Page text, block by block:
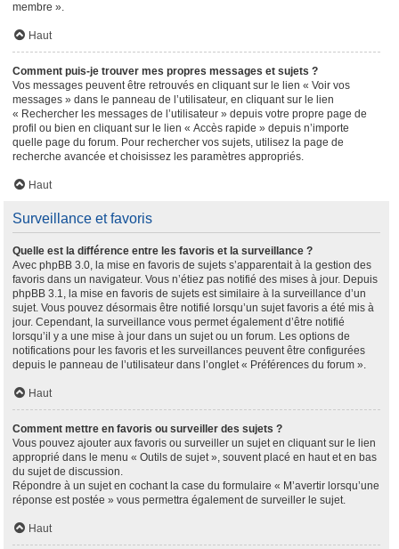
membre ».
Haut
Comment puis-je trouver mes propres messages et sujets ?
Vos messages peuvent être retrouvés en cliquant sur le lien « Voir vos
messages » dans le panneau de l’utilisateur, en cliquant sur le lien
« Rechercher les messages de l’utilisateur » depuis votre propre page de
profil ou bien en cliquant sur le lien « Accès rapide » depuis n’importe
quelle page du forum. Pour rechercher vos sujets, utilisez la page de
recherche avancée et choisissez les paramètres appropriés.
Haut
Surveillance et favoris
Quelle est la différence entre les favoris et la surveillance ?
Avec phpBB 3.0, la mise en favoris de sujets s’apparentait à la gestion des
favoris dans un navigateur. Vous n’étiez pas notifié des mises à jour. Depuis
phpBB 3.1, la mise en favoris de sujets est similaire à la surveillance d’un
sujet. Vous pouvez désormais être notifié lorsqu’un sujet favoris a été mis à
jour. Cependant, la surveillance vous permet également d’être notifié
lorsqu’il y a une mise à jour dans un sujet ou un forum. Les options de
notifications pour les favoris et les surveillances peuvent être configurées
depuis le panneau de l’utilisateur dans l’onglet « Préférences du forum ».
Haut
Comment mettre en favoris ou surveiller des sujets ?
Vous pouvez ajouter aux favoris ou surveiller un sujet en cliquant sur le lien
approprié dans le menu « Outils de sujet », souvent placé en haut et en bas
du sujet de discussion.
Répondre à un sujet en cochant la case du formulaire « M’avertir lorsqu’une
réponse est postée » vous permettra également de surveiller le sujet.
Haut